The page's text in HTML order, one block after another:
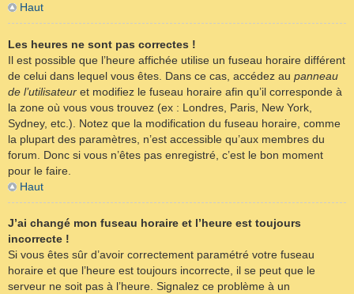
Haut
Les heures ne sont pas correctes !
Il est possible que l’heure affichée utilise un fuseau horaire différent
de celui dans lequel vous êtes. Dans ce cas, accédez au panneau
de l’utilisateur et modifiez le fuseau horaire afin qu’il corresponde à
la zone où vous vous trouvez (ex : Londres, Paris, New York,
Sydney, etc.). Notez que la modification du fuseau horaire, comme
la plupart des paramètres, n’est accessible qu’aux membres du
forum. Donc si vous n’êtes pas enregistré, c’est le bon moment
pour le faire.
Haut
J’ai changé mon fuseau horaire et l’heure est toujours
incorrecte !
Si vous êtes sûr d’avoir correctement paramétré votre fuseau
horaire et que l’heure est toujours incorrecte, il se peut que le
serveur ne soit pas à l’heure. Signalez ce problème à un